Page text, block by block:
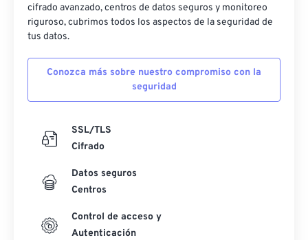
cifrado avanzado, centros de datos seguros y monitoreo
riguroso, cubrimos todos los aspectos de la seguridad de
tus datos.
Conozca más sobre nuestro compromiso con la
seguridad
SSL/TLS
Cifrado
Datos seguros
Centros
Control de acceso y
Autenticación